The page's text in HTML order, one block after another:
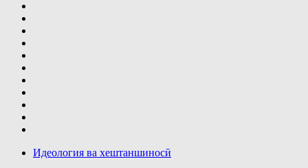
Идеология ва хештаншиносӣ